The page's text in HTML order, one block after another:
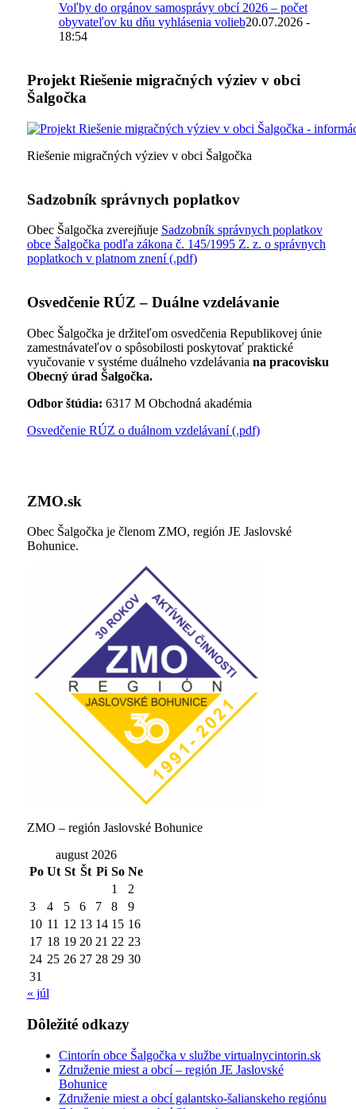
Voľby do orgánov samosprávy obcí 2026 – počet
obyvateľov ku dňu vyhlásenia volieb20.07.2026 -
18:54
Projekt Riešenie migračných výziev v obci
Šalgočka
Riešenie migračných výziev v obci Šalgočka
Sadzobník správnych poplatkov
Obec Šalgočka zverejňuje Sadzobník správnych poplatkov
obce Šalgočka podľa zákona č. 145/1995 Z. z. o správnych
poplatkoch v platnom znení (.pdf)
Osvedčenie RÚZ – Duálne vzdelávanie
Obec Šalgočka je držiteľom osvedčenia Republikovej únie
zamestnávateľov o spôsobilosti poskytovať praktické
vyučovanie v systéme duálneho vzdelávania na pracovisku
Obecný úrad Šalgočka.
Odbor štúdia: 6317 M Obchodná akadémia
Osvedčenie RÚZ o duálnom vzdelávaní (.pdf)
ZMO.sk
Obec Šalgočka je členom ZMO, región JE Jaslovské
Bohunice.
ZMO – región Jaslovské Bohunice
august 2026
Po Ut St Št Pi So Ne
1
2
3
4 5 6 7 8
9
10 11 12 13 14 15 16
17 18 19 20 21 22 23
24 25 26 27 28 29 30
31
« júl
Dôležité odkazy
Cintorín obce Šalgočka v službe virtualnycintorin.sk
Združenie miest a obcí – región JE Jaslovské
Bohunice
Združenie miest a obcí galantsko-šalianskeho regiónu